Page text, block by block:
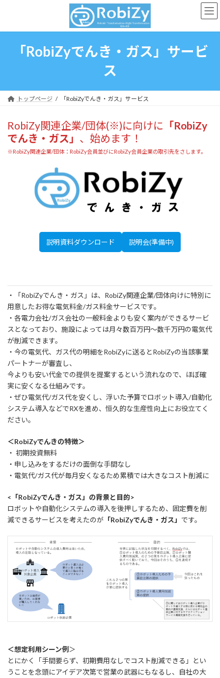
ン
プ
ー
動
「RobiZyでんき・ガス」サービ
ス
トップページ 「RobiZyでんき・ガス」サービス
RobiZy関連企業/団体(※)に向けに 「RobiZy
でんき・ガス」 、始めます！
※RobiZy関連企業/団体：RobiZy会員並びにRobiZy会員企業の取引先をさします。
説明資料ダウンロード 説明会(準備中)
・「RobiZyでんき・ガス」は、RobiZy関連企業/団体向けに特別に
⽤意したお得な電気料⾦/ガス料⾦サービスです。
・各電⼒会社/ガス会社の⼀般料⾦よりも安く案内ができるサービ
スとなっており、施設によっては⽉々数百万円〜数千万円の電気代
が削減できます。
・今の電気代、ガス代の明細をRobiZyに送るとRobiZyの当該事業
パートナーが審査し、
今よりも安い代⾦での提供を提案するという流れなので、ほぼ確
実に安くなる仕組みです。
・ぜひ電気代/ガス代を安くし、浮いた予算でロボット導⼊/⾃動化
システム導⼊などでRXを進め、恒久的な⽣産性向上にお役⽴てく
ださい。
＜RobiZyでんきの特徴＞
・ 初期投資無料
・申し込みをするだけの⾯倒な⼿間なし
・電気代/ガス代が毎⽉安くなるため累積では⼤きなコスト削減に
<「RobiZyでんき・ガス」の背景と目的>
ロボットや自動化システムの導入を後押しするため、固定費を削
減できるサービスを考えたのが 「RobiZyでんき・ガス」 です。
＜想定利用シーン例 ＞
とにかく「手間要らず、初期費用なしでコスト削減できる」とい
うことを念頭にアイデア次第で営業の武器にもなるし、自社の大